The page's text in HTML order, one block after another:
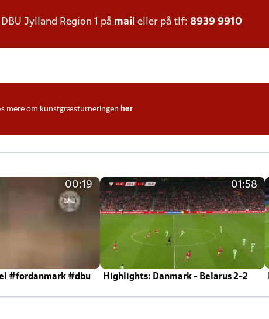
Jylland Region 1 på mail eller på tlf: 8939 9910
mere om kunstgræsturneringen her
00:19
#fordanmark #dbu
01:58
Highlights: Danmark - Belarus 2-2